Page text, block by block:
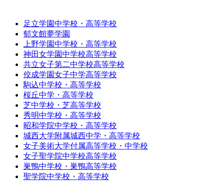
足立学園中学校・高等学校
郁文館夢学園
上野学園中学校・高等学校
神田女学園中学校高等学校
共立女子第二中学校高等学校
佼成学園女子中学高等学校
駒込中学校・高等学校
桜丘中学・高等学校
芝中学校・芝高等学校
秀明中学校・高等学校
昭和学院中学校・高等学校
城西大学附属城西中学・高等学校
女子美術大学付属高等学校・中学校
女子聖学院中学校高等学校
巣鴨中学校・巣鴨高等学校
聖学院中学校・高等学校